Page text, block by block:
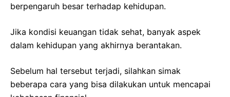
berpengaruh besar terhadap kehidupan.
Jika kondisi keuangan tidak sehat, banyak aspek
dalam kehidupan yang akhirnya berantakan.
Sebelum hal tersebut terjadi, silahkan simak
beberapa cara yang bisa dilakukan untuk mencapai